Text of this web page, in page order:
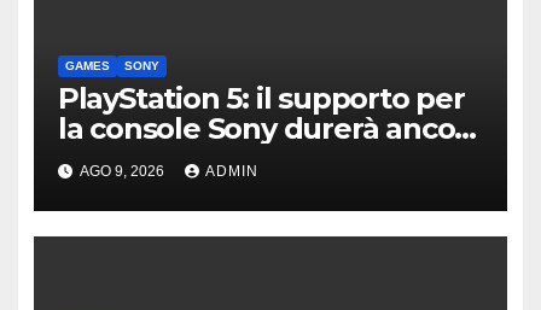
GAMES SONY
PlayStation 5: il supporto per
la console Sony durerà ancora
diversi anni?
AGO 9, 2026 ADMIN